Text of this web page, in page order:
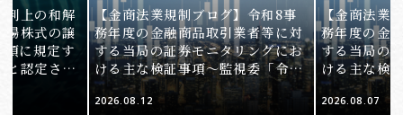
判上の和解
場株式の譲
に規定す
と認定され
【金商法業規制ブログ】令和8事
務年度の金融商品取引業者等に対
する当局の証券モニタリングにお
ける主な検証事項～監視委「令和
8事務年度 証券モニタリング基本
方針」の解説～（第2回）
2026.08.12
【金商法業
務年度の金
する当局の
ける主な検
8事務年度
方針」の解
2026.08.07